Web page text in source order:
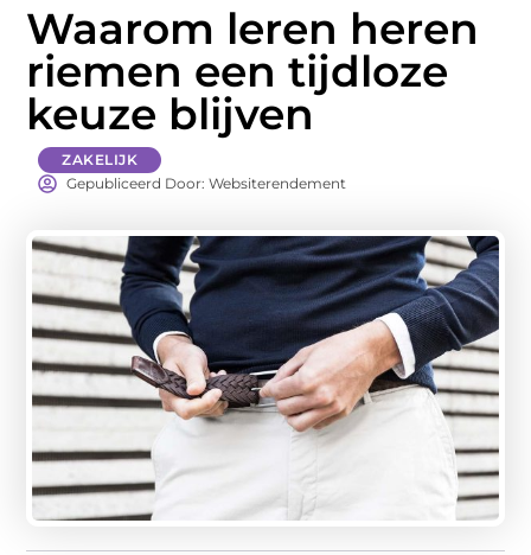
Waarom leren heren
riemen een tijdloze
keuze blijven
ZAKELIJK
Gepubliceerd Door: Websiterendement